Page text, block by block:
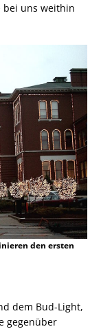
bei uns weithin
den ersten
dem Bud-Light,
gegenüber